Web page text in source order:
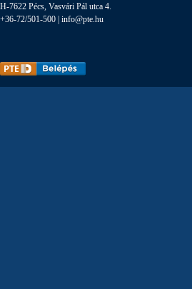
H-7622 Pécs, Vasvári Pál utca 4.
+36-72/501-500 | info@pte.hu